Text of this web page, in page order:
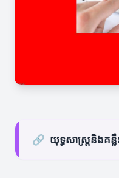
🔗 យុទ្ធសាស្ត្រនិងគន្